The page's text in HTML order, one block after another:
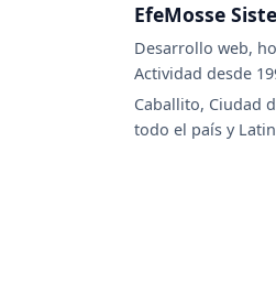
EfeMosse
Desarrollo web,
Actividad desde
Caballito, Ciudad
todo el país y